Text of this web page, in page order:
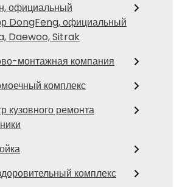
официальный
DongFeng, официальный
Daewoo, Sitrak
монтажная компания
комплекс
кузовного ремонта
комплекс